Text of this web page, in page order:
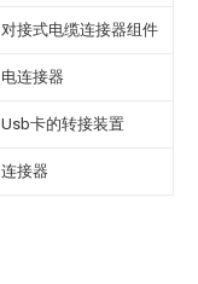
对接式电缆连接器组件
电连接器
Usb卡的转接装置
连接器